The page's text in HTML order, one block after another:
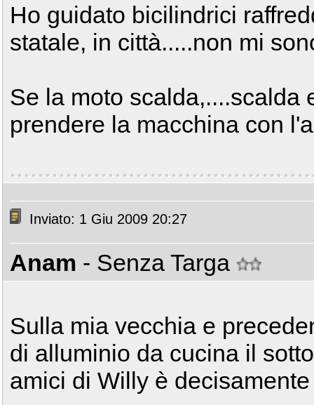
Ho guidato bicilindrici
statale, in città.....non mi
Se la moto scalda,....scalda
prendere la macchina con
Inviato: 1 Giu 2009 20:27
Anam - Senza Targa
Sulla mia vecchia e
di alluminio da cucina il
amici di Willy è